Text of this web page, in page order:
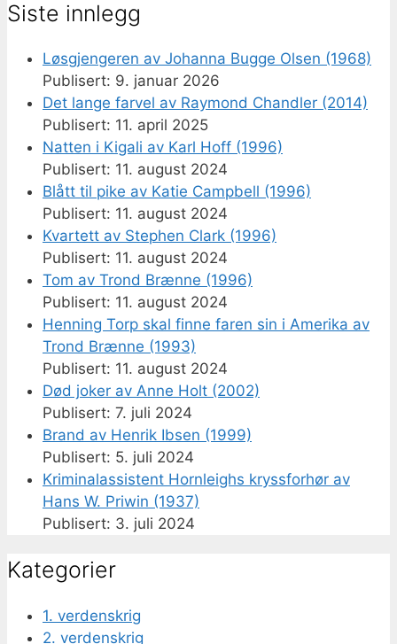
Siste innlegg
Løsgjengeren av Johanna Bugge Olsen (1968)
9. januar 2026
Det lange farvel av Raymond Chandler (2014)
11. april 2025
Natten i Kigali av Karl Hoff (1996)
11. august 2024
Blått til pike av Katie Campbell (1996)
11. august 2024
Kvartett av Stephen Clark (1996)
11. august 2024
Tom av Trond Brænne (1996)
11. august 2024
Henning Torp skal finne faren sin i Amerika av
Trond Brænne (1993)
11. august 2024
Død joker av Anne Holt (2002)
7. juli 2024
Brand av Henrik Ibsen (1999)
5. juli 2024
Kriminalassistent Hornleighs kryssforhør av
Hans W. Priwin (1937)
3. juli 2024
Kategorier
1. verdenskrig
2. verdenskrig